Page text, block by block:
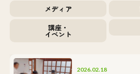
メディア
講座・
イベント
2026.02.18